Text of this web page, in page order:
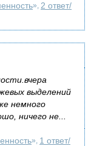
», 2 ответ/
выделений
немного
ничего не...
», 1 ответ/